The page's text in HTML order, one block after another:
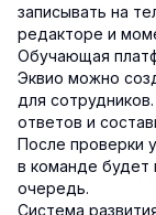
записывать на
редакторе и
Обучающая
Эквио можно
для
ответов и
После проверки
в команде будет
очередь.
Система